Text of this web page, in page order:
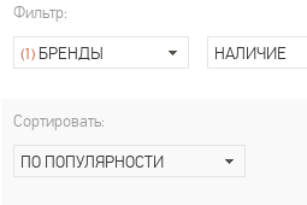
Фильтр:
(1) БРЕНДЫ НАЛИЧИЕ
Сортировать:
ПО ПОПУЛЯРНОСТИ